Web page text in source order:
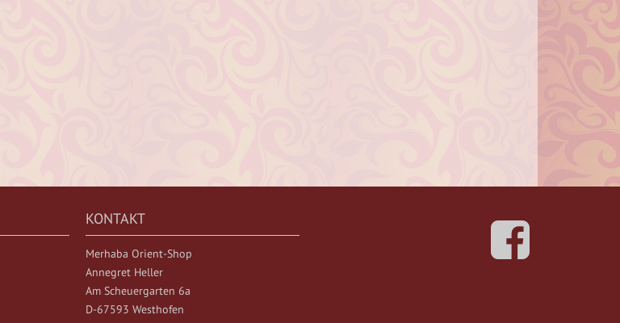
KONTAKT
Merhaba Orient-Shop
Annegret Heller
Am Scheuergarten 6a
D-67593 Westhofen